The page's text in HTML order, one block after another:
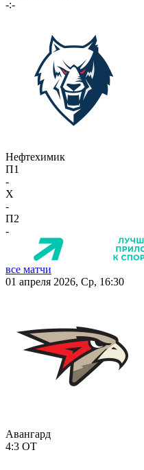
-:-
Нефтехимик
П1
-
X
-
П2
-
все матчи
01 апреля 2026, Ср, 16:30
Авангард
4:3 ОТ